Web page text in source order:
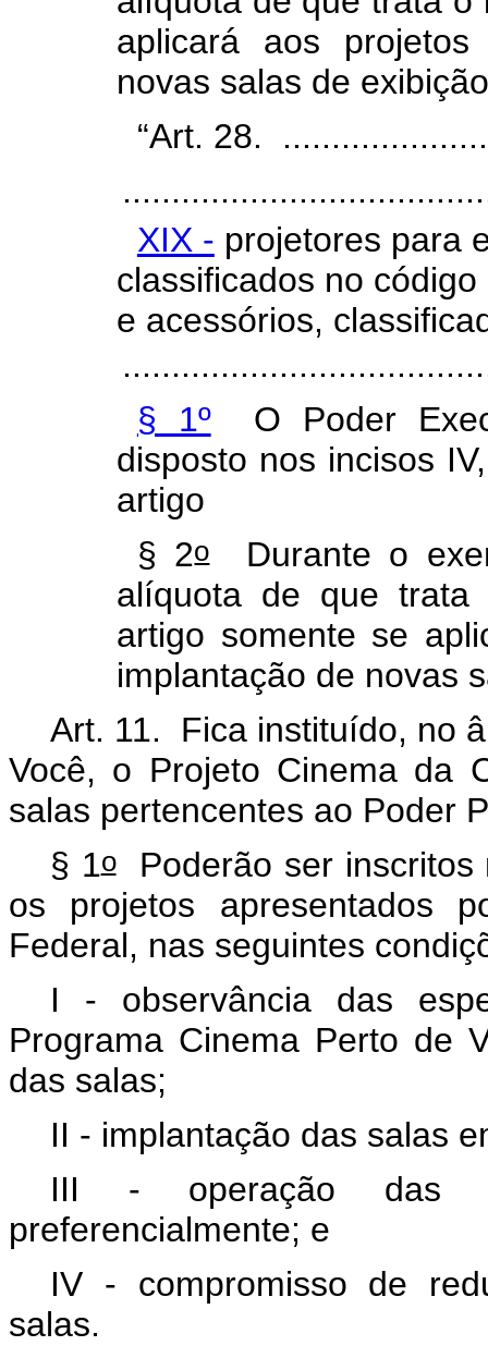
aplicará aos
novas salas de
“Art. 28.
XIX - projetores para
classificados no
e acessórios,
§ 1ºO Poder
disposto nos incisos
artigo
§ 2oDurante o
alíquota de que
artigo somente se
implantação de novas
Art. 11.
Fica instituído, no
Você, o Projeto Cinema da
salas pertencentes ao Poder
§ 1oPoderão ser inscritos
os projetos apresentados
Federal, nas seguintes
I - observância das
Programa Cinema Perto de
das salas;
II - implantação das salas
III - operação das
preferencialmente; e
IV - compromisso de
salas.